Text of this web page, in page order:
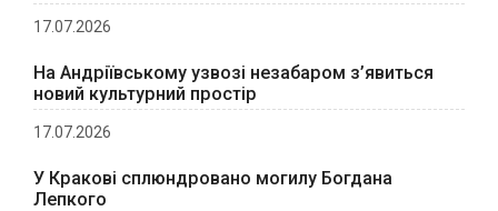
17.07.2026
На Андріївському узвозі незабаром з’явиться
новий культурний простір
17.07.2026
У Кракові сплюндровано могилу Богдана
Лепкого